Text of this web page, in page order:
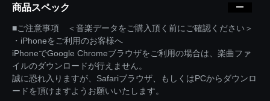
商品スペック
■ご注意事項 ＜音楽データをご購入頂く前にご確認ください＞
・iPhoneをご利用のお客様へ
iPhoneでGoogle Chromeブラウザをご利用の場合は、楽曲ファ
イルのダウンロードが行えません。
誠に恐れ入りますが、Safariブラウザ、もしくはPCからダウンロ
ードを頂けますようお願いいたします。